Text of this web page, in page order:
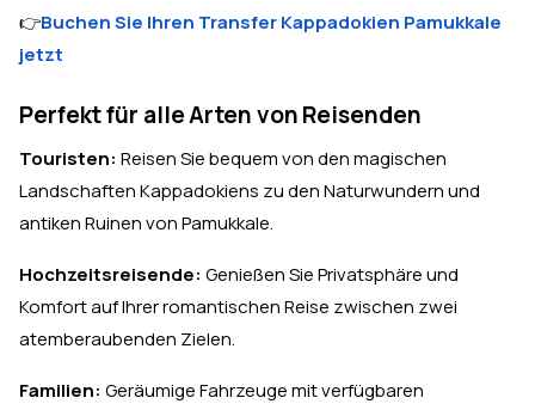
👉Buchen Sie Ihren Transfer Kappadokien Pamukkale
jetzt
Perfekt für alle Arten von Reisenden
Touristen: Reisen Sie bequem von den magischen
Landschaften Kappadokiens zu den Naturwundern und
antiken Ruinen von Pamukkale.
Hochzeitsreisende: Genießen Sie Privatsphäre und
Komfort auf Ihrer romantischen Reise zwischen zwei
atemberaubenden Zielen.
Familien: Geräumige Fahrzeuge mit verfügbaren